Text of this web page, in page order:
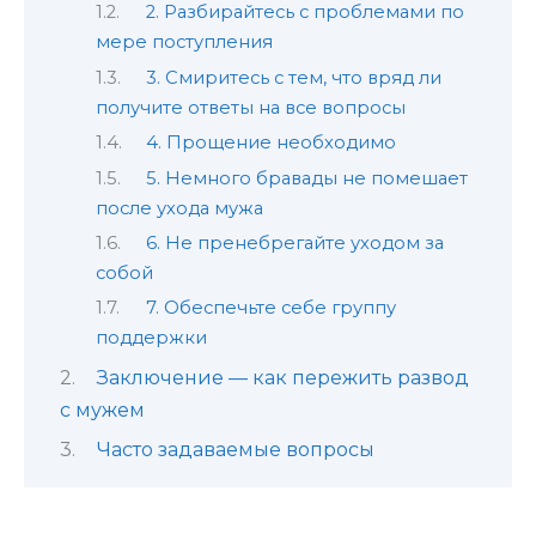
2. Разбирайтесь с проблемами по
мере поступления
3. Смиритесь с тем, что вряд ли
получите ответы на все вопросы
4. Прощение необходимо
5. Немного бравады не помешает
после ухода мужа
6. Не пренебрегайте уходом за
собой
7. Обеспечьте себе группу
поддержки
Заключение — как пережить развод
с мужем
Часто задаваемые вопросы